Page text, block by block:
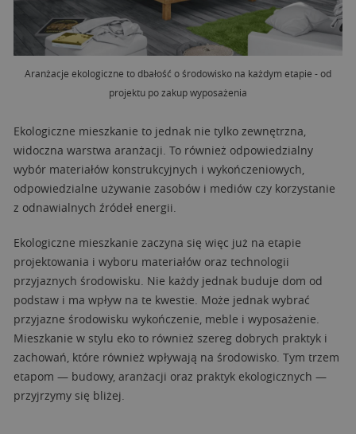
Aranżacje ekologiczne to dbałość o środowisko na każdym etapie - od
projektu po zakup wyposażenia
Ekologiczne mieszkanie to jednak nie tylko zewnętrzna,
widoczna warstwa aranżacji. To również odpowiedzialny
wybór materiałów konstrukcyjnych i wykończeniowych,
odpowiedzialne używanie zasobów i mediów czy korzystanie
z odnawialnych źródeł energii.
Ekologiczne mieszkanie zaczyna się więc już na etapie
projektowania i wyboru materiałów oraz technologii
przyjaznych środowisku. Nie każdy jednak buduje dom od
podstaw i ma wpływ na te kwestie. Może jednak wybrać
przyjazne środowisku wykończenie, meble i wyposażenie.
Mieszkanie w stylu eko to również szereg dobrych praktyk i
zachowań, które również wpływają na środowisko. Tym trzem
etapom — budowy, aranżacji oraz praktyk ekologicznych —
przyjrzymy się bliżej.